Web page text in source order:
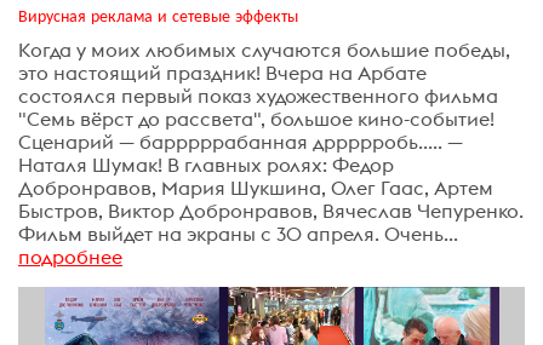
Вирусная реклама и сетевые эффекты
Когда у моих любимых случаются большие победы,
это настоящий праздник! Вчера на Арбате
состоялся первый показ художественного фильма
"Семь вёрст до рассвета", большое кино-событие!
Сценарий — барррррабанная дррррробь..... —
Наталя Шумак! В главных ролях: Федор
Добронравов, Мария Шукшина, Олег Гаас, Артем
Быстров, Виктор Добронравов, Вячеслав Чепуренко.
Фильм выйдет на экраны с 30 апреля. Очень...
подробнее